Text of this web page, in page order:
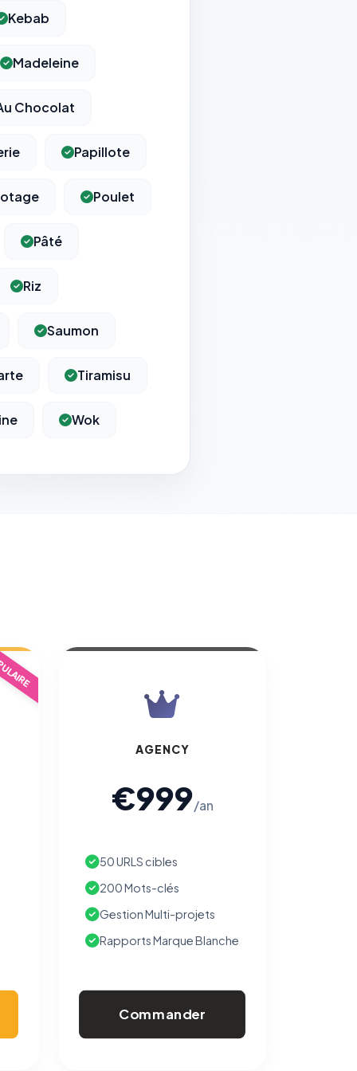
Kebab
Madeleine
Chocolat
Papillote
Poulet
Pâté
Riz
Saumon
Tiramisu
Wok
AGENCY
€999/an
50 URLS cibles
200 Mots-clés
Gestion Multi-projets
Rapports Marque Blanche
Commander